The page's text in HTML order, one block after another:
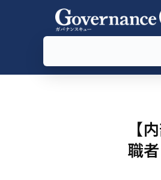
【
職